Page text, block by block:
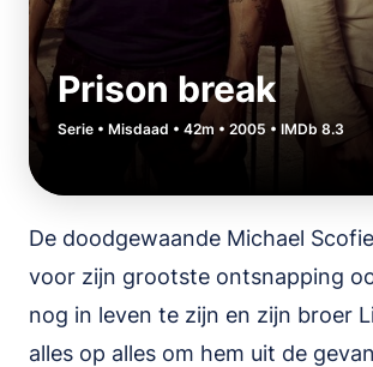
Prison break
Serie • Misdaad • 42m • 2005 • IMDb 8.3
De doodgewaande Michael
voor zijn grootste ontsnapping
nog in leven te zijn en zijn broer
alles op alles om hem uit de